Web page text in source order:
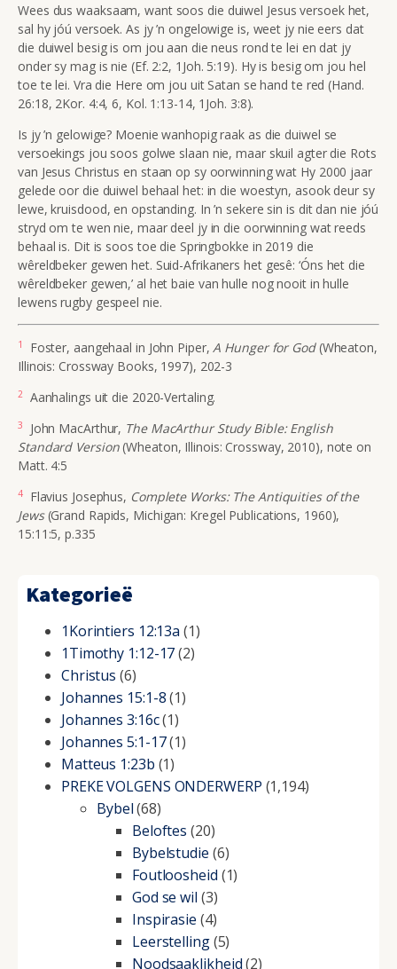
Wees dus waaksaam, want soos die duiwel Jesus versoek het,
sal hy jóú versoek. As jy ’n ongelowige is, weet jy nie eers dat
die duiwel besig is om jou aan die neus rond te lei en dat jy
onder sy mag is nie (Ef. 2:2, 1Joh. 5:19). Hy is besig om jou hel
toe te lei. Vra die Here om jou uit Satan se hand te red (Hand.
26:18, 2Kor. 4:4, 6, Kol. 1:13-14, 1Joh. 3:8).
Is jy ’n gelowige? Moenie wanhopig raak as die duiwel se
versoekings jou soos golwe slaan nie, maar skuil agter die Rots
van Jesus Christus en staan op sy oorwinning wat Hy 2000 jaar
gelede oor die duiwel behaal het: in die woestyn, asook deur sy
lewe, kruisdood, en opstanding. In ’n sekere sin is dit dan nie jóú
stryd om te wen nie, maar deel jy in die oorwinning wat reeds
behaal is. Dit is soos toe die Springbokke in 2019 die
wêreldbeker gewen het. Suid-Afrikaners het gesê: ‘Óns het die
wêreldbeker gewen,’ al het baie van hulle nog nooit in hulle
lewens rugby gespeel nie.
1 Foster, aangehaal in John Piper,A Hunger for God(Wheaton,
Illinois: Crossway Books, 1997), 202-3
2Aanhalings uit die 2020-Vertaling.
3 John MacArthur, The MacArthur Study Bible: English
Standard Version(Wheaton, Illinois: Crossway, 2010), note on
Matt. 4:5
4 Flavius Josephus, Complete Works: The Antiquities of the
Jews(Grand Rapids, Michigan: Kregel Publications, 1960),
15:11:5, p.335
Kategorieë
1Korintiers 12:13a (1)
1Timothy 1:12-17(2)
Christus (6)
Johannes 15:1-8(1)
Johannes 3:16c(1)
Johannes 5:1-17(1)
Matteus 1:23b (1)
PREKE VOLGENS ONDERWERP (1,194)
Bybel(68)
Beloftes (20)
Bybelstudie (6)
Foutloosheid (1)
God se wil (3)
Inspirasie (4)
Leerstelling(5)
Noodsaaklikheid(2)